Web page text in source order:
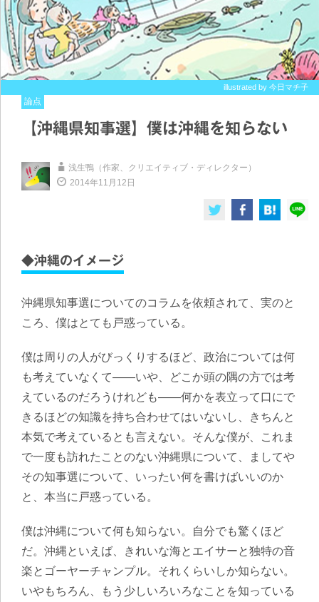
illustrated by 今日マチ子
論点
【沖縄県知事選】僕は沖縄を知らない
浅生鴨（作家、クリエイティブ・ディレクター）
2014年11月12日
◆沖縄のイメージ
沖縄県知事選についてのコラムを依頼されて、実のと
ころ、僕はとても戸惑っている。
僕は周りの人がびっくりするほど、政治については何
も考えていなくて——いや、どこか頭の隅の方では考
えているのだろうけれども——何かを表立って口にで
きるほどの知識を持ち合わせてはいないし、きちんと
本気で考えているとも言えない。そんな僕が、これま
で一度も訪れたことのない沖縄県について、ましてや
その知事選について、いったい何を書けばいいのか
と、本当に戸惑っている。
僕は沖縄について何も知らない。自分でも驚くほど
だ。沖縄といえば、きれいな海とエイサーと独特の音
楽とゴーヤーチャンプル。それくらいしか知らない。
いやもちろん、もう少しいろいろなことを知っている